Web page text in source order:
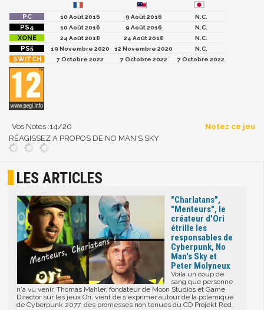
10 Août 2016 9 Août 2016
N.C.
10 Août 2016
9 Août 2016
N.C.
24 Août 2018
24 Août 2018
N.C.
19 Novembre 2020
12 Novembre 2020
N.C.
7 Octobre 2022
7 Octobre 2022 7 Octobre 2022
Vos Notes :14/20
Notez ce jeu
RÉAGISSEZ A PROPOS DE NO MAN'S SKY
LES ARTICLES
"Charlatans",
"Menteurs", le
créateur d'Ori
étrille les
responsables de
Cyberpunk, No
Man's Sky et
Peter Molyneux
Voilà un coup de
sang que personne
n'a vu venir. Thomas Mahler, fondateur de Moon Studios et Game
Director sur les jeux Ori, vient de s'exprimer autour de la polémique
de Cyberpunk 2077, des promesses non tenues du CD Projekt Red.